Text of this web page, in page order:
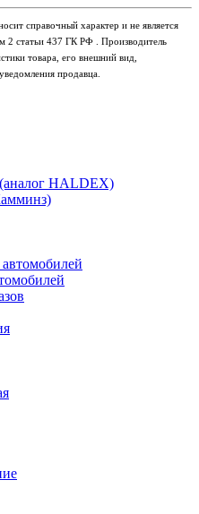
справочный характер и не является
2 статьи 437 ГК РФ . Производитель
товара, его внешний вид,
продавца.
HALDEX)